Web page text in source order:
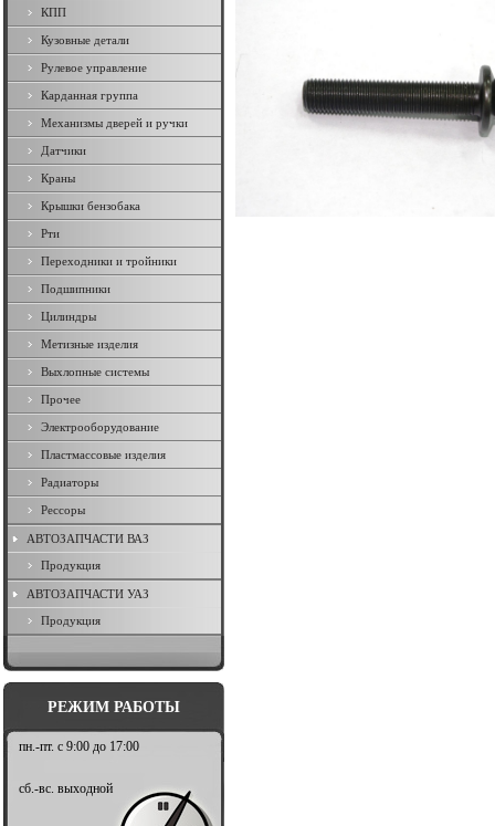
КПП
Кузовные детали
Рулевое управление
Карданная группа
Механизмы дверей и ручки
Датчики
Краны
Крышки бензобака
Рти
Переходники и тройники
Подшипники
Цилиндры
Метизные изделия
Выхлопные системы
Прочее
Электрооборудование
Пластмассовые изделия
Радиаторы
Рессоры
АВТОЗАПЧАСТИ ВАЗ
Продукция
АВТОЗАПЧАСТИ УАЗ
Продукция
РЕЖИМ РАБОТЫ
пн.-пт. с 9:00 до 17:00
сб.-вс. выходной